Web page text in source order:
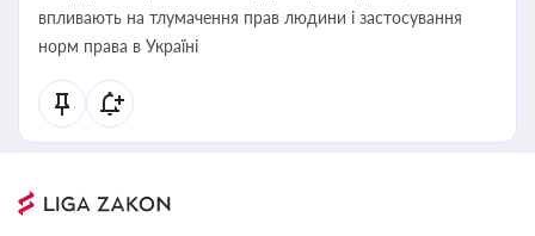
впливають на тлумачення прав людини і застосування
норм права в Україні